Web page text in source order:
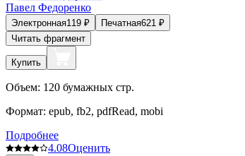
Павел Федоренко
Электронная119 ₽ Печатная621 ₽
Читать фрагмент
Купить
Объем: 120 бумажных стр.
Формат: epub, fb2, pdfRead, mobi
Подробнее
4.08Оценить